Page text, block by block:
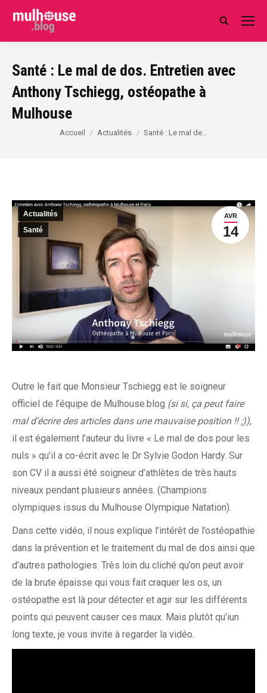
Search:
Santé : Le mal de dos. Entretien avec
Anthony Tschiegg, ostéopathe à
Mulhouse
Vous êtes ici :
Accueil Actualités Santé : Le mal de…
AVR
14
Actualités
Santé
Outre le fait que Monsieur Tschiegg est le soigneur
officiel de l’équipe de Mulhouse.blog (si si, ça peut faire
mal d’écrire des articles dans une mauvaise position !! ;)),
il est également l’auteur du livre « Le mal de dos pour les
nuls » qu’il a co-écrit avec le Dr Sylvie Godon Hardy. Sur
son CV il a aussi été soigneur d’athlètes de très hauts
niveaux pendant plusieurs années. (Champions
olympiques issus du Mulhouse Olympique Natation).
Dans cette vidéo, il nous explique l’intérêt de l’ostéopathie
dans la prévention et le traitement du mal de dos ainsi que
d’autres pathologies. Très loin du cliché qu’on peut avoir
de la brute épaisse qui vous fait craquer les os, un
ostéopathe est là pour détecter et agir sur les différents
points qui peuvent causer ces maux. Mais plutôt qu’iun
long texte, je vous invite à regarder la vidéo.